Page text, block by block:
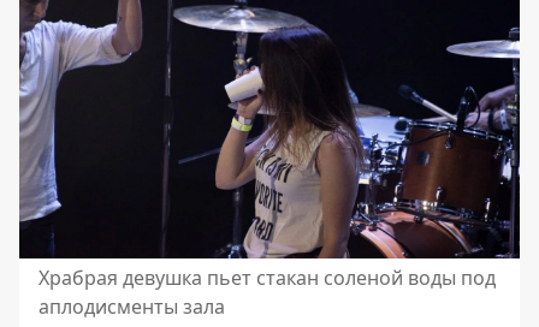
Храбрая девушка пьет стакан соленой воды под
аплодисменты зала